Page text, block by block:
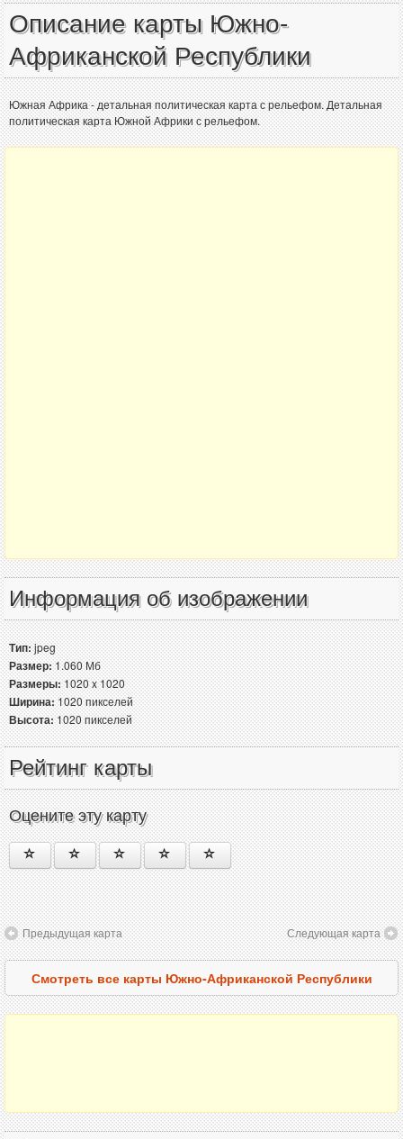
Описание карты Южно-
Африканской Республики
Южная Африка - детальная политическая карта с рельефом. Детальная
политическая карта Южной Африки с рельефом.
Информация об изображении
Тип:jpeg
Размер:1.060 Мб
Размеры:1020 x 1020
Ширина:1020 пикселей
Высота:1020 пикселей
Рейтинг карты
Оцените эту карту
Предыдущая карта Следующая карта
Смотреть все карты Южно-Африканской Республики